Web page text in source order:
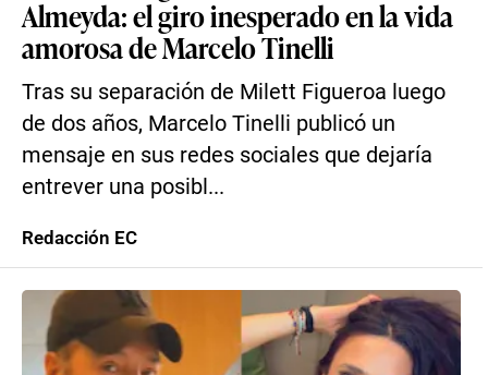
Almeyda: el giro inesperado en la vida
amorosa de Marcelo Tinelli
Tras su separación de Milett Figueroa luego
de dos años, Marcelo Tinelli publicó un
mensaje en sus redes sociales que dejaría
entrever una posibl...
Redacción EC